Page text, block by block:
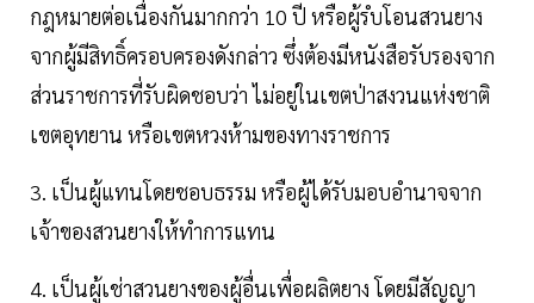
กฎหมายต่อเนื่องกันมากกว่า 10 ปี หรือผู้รํบโอนสวนยาง
จากผู้มีสิทธิ์ครอบครองดังกล่าว ซึ่งต้องมีหนังสือรับรองจาก
ส่วนราชการที่รับผิดชอบว่า ไม่อยู่ในเขตป่าสงวนแห่งชาติ
เขตอุทยาน หรือเขตหวงห้ามของทางราชการ
3. เป็นผู้แทนโดยชอบธรรม หรือผู้ได้รับมอบอำนาจจาก
เจ้าของสวนยางให้ทำการแทน
4. เป็นผู้เช่าสวนยางของผู้อื่นเพื่อผลิตยาง โดยมีสัญญา